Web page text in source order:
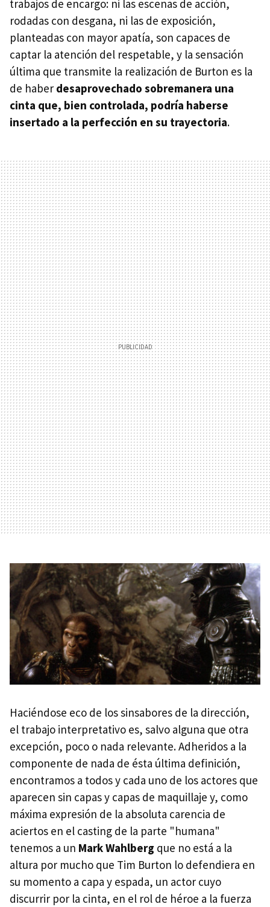
trabajos de encargo: ni las escenas de acción,
rodadas con desgana, ni las de exposición,
planteadas con mayor apatía, son capaces de
captar la atención del respetable, y la sensación
última que transmite la realización de Burton es la
de haber desaprovechado sobremanera una
cinta que, bien controlada, podría haberse
insertado a la perfección en su trayectoria.
Haciéndose eco de los sinsabores de la dirección,
el trabajo interpretativo es, salvo alguna que otra
excepción, poco o nada relevante. Adheridos a la
componente de nada de ésta última definición,
encontramos a todos y cada uno de los actores que
aparecen sin capas y capas de maquillaje y, como
máxima expresión de la absoluta carencia de
aciertos en el casting de la parte "humana"
tenemos a un Mark Wahlberg que no está a la
altura por mucho que Tim Burton lo defendiera en
su momento a capa y espada, un actor cuyo
discurrir por la cinta, en el rol de héroe a la fuerza